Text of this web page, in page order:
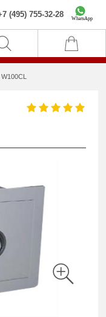
(495) 755-32-28 WhatsApp